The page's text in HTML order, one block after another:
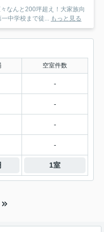
なんと200坪超え！大家族向
中学校まで徒...
もっと見る
空室件数
-
-
-
-
1室